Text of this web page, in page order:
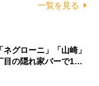
一覧を見る
ネグローニ」「山崎」
目の隠れ家バーで1…